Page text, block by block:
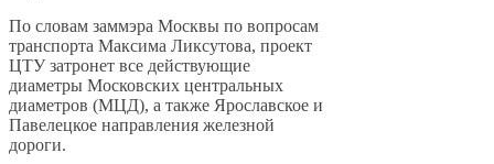
По словам заммэра Москвы по вопросам
транспорта Максима Ликсутова, проект
ЦТУ затронет все действующие
диаметры Московских центральных
диаметров (МЦД), а также Ярославское и
Павелецкое направления железной
дороги.